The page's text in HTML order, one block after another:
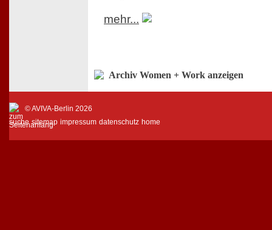
mehr...
Archiv Women + Work anzeigen
© AVIVA-Berlin 2026
suche sitemap impressum datenschutz home